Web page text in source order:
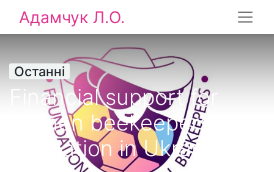
Адамчук Л.О.
Останні
Financial support for
women beekeepers, bee
pollination in Ukraine